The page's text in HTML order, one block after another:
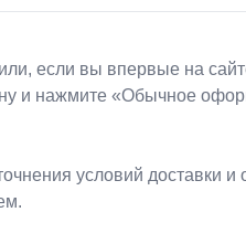
если вы впервые на
и нажмите «Обычное
условий доставки и